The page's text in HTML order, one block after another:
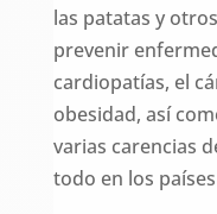
las patatas y
prevenir
cardiopatías, el
obesidad, así
varias carencias
todo en los